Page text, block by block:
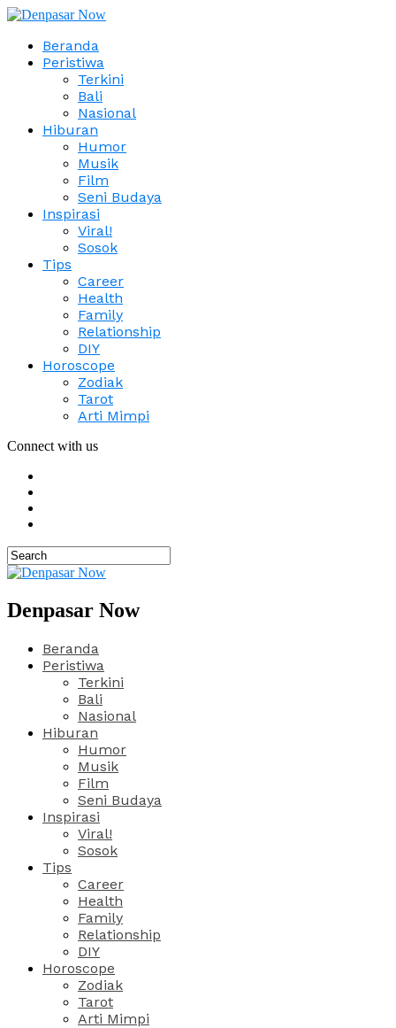
Beranda
Peristiwa
Terkini
Bali
Nasional
Hiburan
Humor
Musik
Film
Seni Budaya
Inspirasi
Viral!
Sosok
Tips
Career
Health
Family
Relationship
DIY
Horoscope
Zodiak
Tarot
Arti Mimpi
Connect with us
Denpasar Now
Beranda
Peristiwa
Terkini
Bali
Nasional
Hiburan
Humor
Musik
Film
Seni Budaya
Inspirasi
Viral!
Sosok
Tips
Career
Health
Family
Relationship
DIY
Horoscope
Zodiak
Tarot
Arti Mimpi